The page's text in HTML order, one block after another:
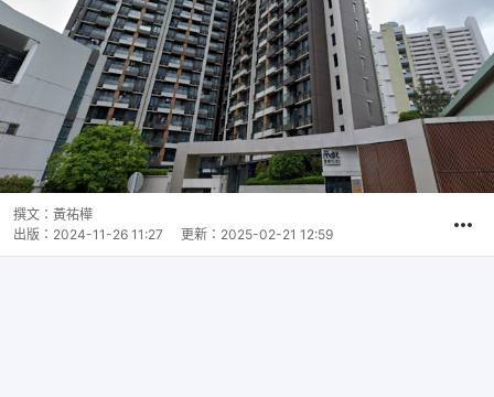
撰文： 黃祐樺
出版： 2024-11-26 11:27 更新： 2025-02-21 12:59